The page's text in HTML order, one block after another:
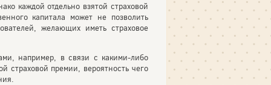
каждой отдельно взятой страховой
капитала может не позволить
желающих иметь страховое
например, в связи с какими-либо
страховой премии, вероятность чего